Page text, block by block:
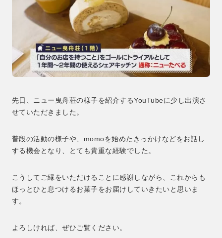
先日、ニュー曳舟荘の様子を紹介するYouTubeに少し出演さ
せていただきました。
普段の活動の様子や、momoを始めたきっかけなどをお話し
する機会となり、とても貴重な経験でした。
こうしてご縁をいただけることに感謝しながら、これからも
ほっとひと息つけるお菓子をお届けしていきたいと思いま
す。
よろしければ、ぜひご覧ください。